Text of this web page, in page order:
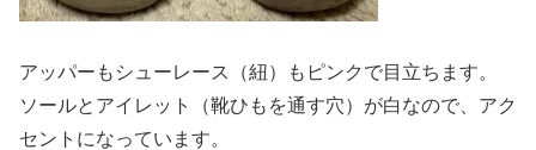
アッパーもシューレース（紐）もピンクで目立ちます。
ソールとアイレット（靴ひもを通す穴）が白なので、アク
セントになっています。